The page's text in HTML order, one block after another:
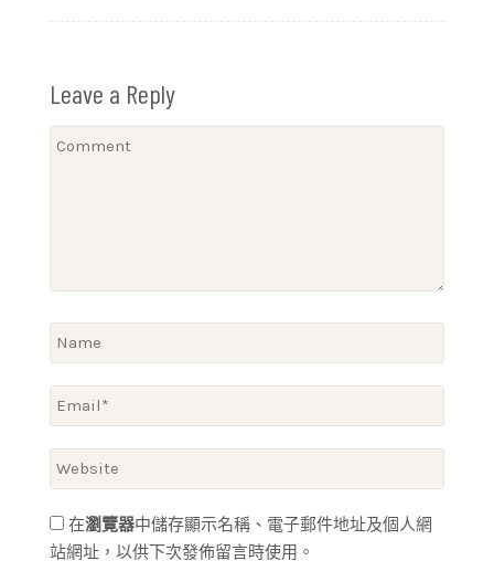
Leave a Reply
在瀏覽器中儲存顯示名稱、電子郵件地址及個人網
站網址，以供下次發佈留言時使用。